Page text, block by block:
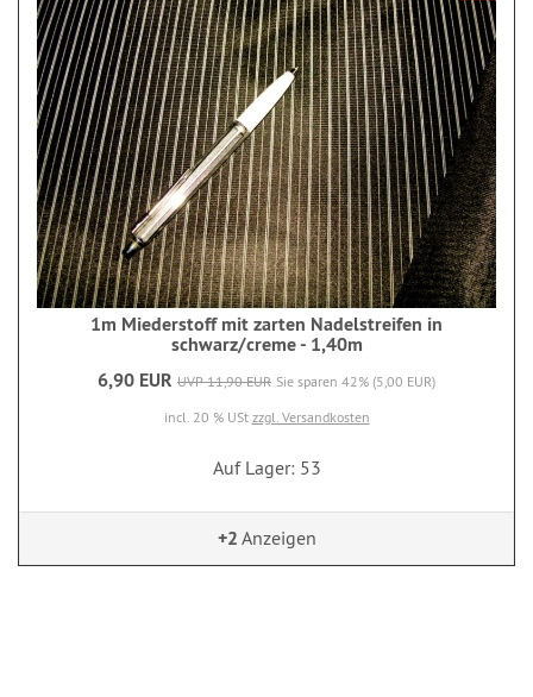
1m Miederstoff mit zarten Nadelstreifen in
schwarz/creme - 1,40m
6,90 EUR UVP 11,90 EUR Sie sparen 42% (5,00 EUR)
incl. 20 % USt zzgl. Versandkosten
Auf Lager: 53
+2 Anzeigen